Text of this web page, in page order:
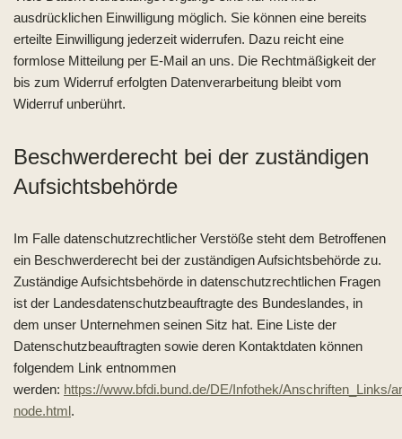
ausdrücklichen Einwilligung möglich. Sie können eine bereits
erteilte Einwilligung jederzeit widerrufen. Dazu reicht eine
formlose Mitteilung per E-Mail an uns. Die Rechtmäßigkeit der
bis zum Widerruf erfolgten Datenverarbeitung bleibt vom
Widerruf unberührt.
Beschwerderecht bei der zuständigen
Aufsichtsbehörde
Im Falle datenschutzrechtlicher Verstöße steht dem Betroffenen
ein Beschwerderecht bei der zuständigen Aufsichtsbehörde zu.
Zuständige Aufsichtsbehörde in datenschutzrechtlichen Fragen
ist der Landesdatenschutzbeauftragte des Bundeslandes, in
dem unser Unternehmen seinen Sitz hat. Eine Liste der
Datenschutzbeauftragten sowie deren Kontaktdaten können
folgendem Link entnommen
werden: https://www.bfdi.bund.de/DE/Infothek/Anschriften_Links/
node.html.